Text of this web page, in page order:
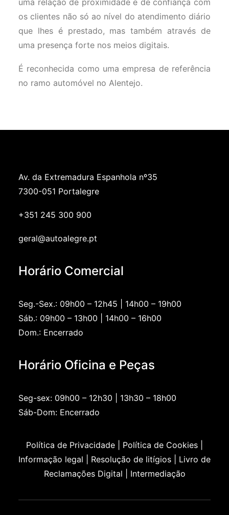
uma relação de proximidade e de confiança com
os clientes não só ao nível do atendimento diário
que lhes é prestado, mas também através de
uma presença forte nos meios digitais.
É reconhecida como uma empresa de referência
no ramo automóvel no Alentejo.
Av. da Extremadura Espanhola nº35
7300-051 Portalegre
+351 245 300 900
geral@autoalegre.pt
Horário Comercial
Seg.-Sex.: 09h00 – 12h45 | 14h00 – 19h00
Sáb.: 09h00 – 13h00 | 14h00 – 16h00
Dom.: Encerrado
Horário Oficina e Peças
Seg-sex: 09h00 – 12h30 | 13h30 – 18h00
Sáb-Dom: Encerrado
Política de Privacidade
Política de Cookies
Informação legal
Resolução de litígios
Livro de
Reclamações Digital
Intermediação